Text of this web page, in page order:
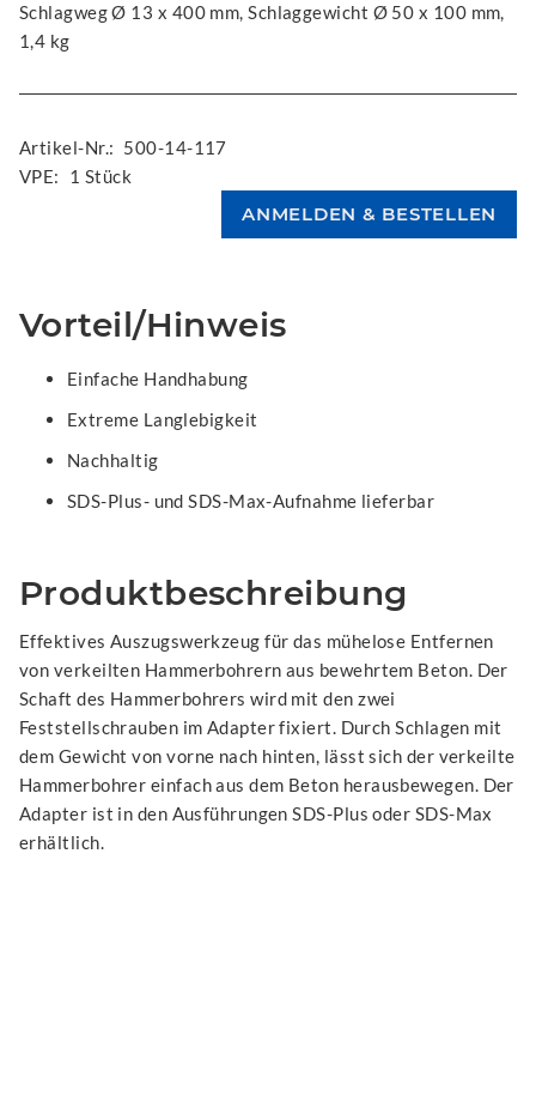
Schlagweg Ø 13 x 400 mm, Schlaggewicht Ø 50 x 100 mm,
1,4 kg
Artikel-Nr.: 500-14-117
VPE:
1 Stück
Vorteil/Hinweis
Einfache Handhabung
Extreme Langlebigkeit
Nachhaltig
SDS-Plus- und SDS-Max-Aufnahme lieferbar
Produktbeschreibung
Effektives Auszugswerkzeug für das mühelose Entfernen
von verkeilten Hammerbohrern aus bewehrtem Beton. Der
Schaft des Hammerbohrers wird mit den zwei
Feststellschrauben im Adapter fixiert. Durch Schlagen mit
dem Gewicht von vorne nach hinten, lässt sich der verkeilte
Hammerbohrer einfach aus dem Beton herausbewegen. Der
Adapter ist in den Ausführungen SDS-Plus oder SDS-Max
erhältlich.